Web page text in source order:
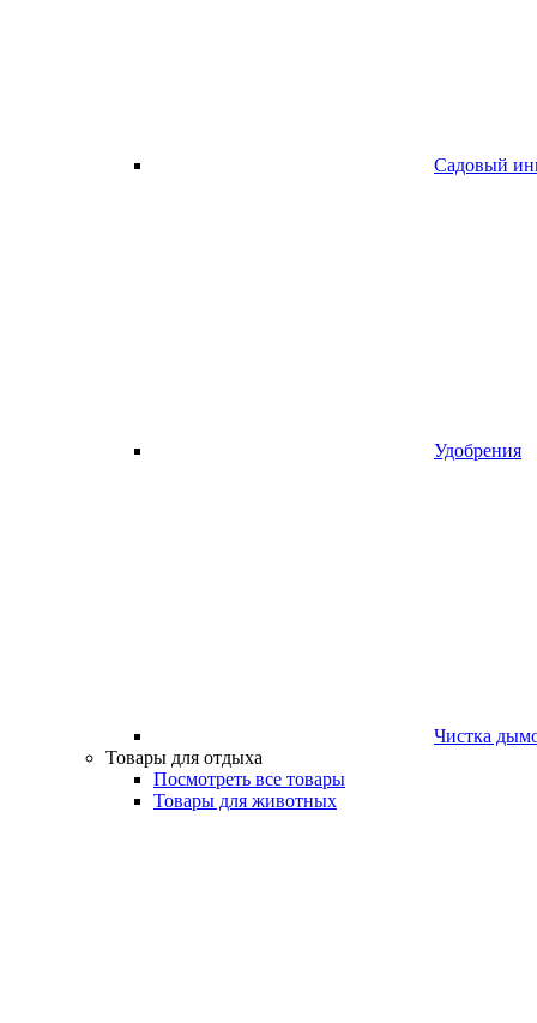
Садовый
Удобрения
Чистка
Товары для отдыха
Посмотреть все товары
Товары для животных